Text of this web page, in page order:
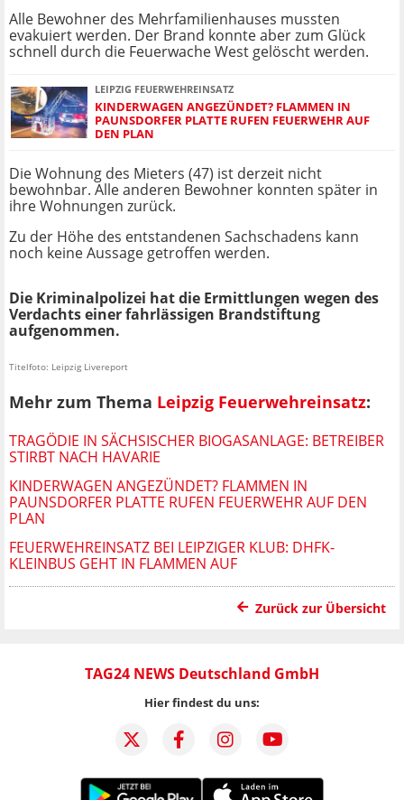
Alle Bewohner des Mehrfamilienhauses mussten
evakuiert werden. Der Brand konnte aber zum Glück
schnell durch die Feuerwache West gelöscht werden.
LEIPZIG FEUERWEHREINSATZ
KINDERWAGEN ANGEZÜNDET? FLAMMEN IN
PAUNSDORFER PLATTE RUFEN FEUERWEHR AUF
DEN PLAN
Die Wohnung des Mieters (47) ist derzeit nicht
bewohnbar. Alle anderen Bewohner konnten später in
ihre Wohnungen zurück.
Zu der Höhe des entstandenen Sachschadens kann
noch keine Aussage getroffen werden.
Die Kriminalpolizei hat die Ermittlungen wegen des
Verdachts einer fahrlässigen Brandstiftung
aufgenommen.
Titelfoto: Leipzig Livereport
Mehr zum Thema Leipzig Feuerwehreinsatz:
TRAGÖDIE IN SÄCHSISCHER BIOGASANLAGE: BETREIBER
STIRBT NACH HAVARIE
KINDERWAGEN ANGEZÜNDET? FLAMMEN IN
PAUNSDORFER PLATTE RUFEN FEUERWEHR AUF DEN
PLAN
FEUERWEHREINSATZ BEI LEIPZIGER KLUB: DHFK-
KLEINBUS GEHT IN FLAMMEN AUF
Zurück zur Übersicht
TAG24 NEWS Deutschland GmbH
Hier findest du uns: